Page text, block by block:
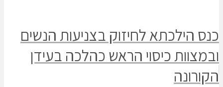
כנס הילכתא לחיזוק בצניעות הנשים
ובמצוות כיסוי הראש כהלכה בעידן
הקורונה